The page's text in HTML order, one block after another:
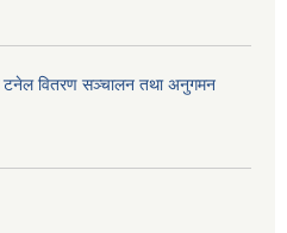
टनेल वितरण सञ्चालन तथा अनुगमन